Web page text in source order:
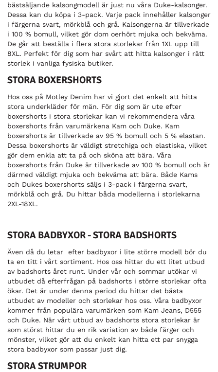
bästsäljande kalsongmodell är just nu våra Duke-kalsonger.
Dessa kan du köpa i 3-pack. Varje pack innehåller kalsonger
i färgerna svart, mörkblå och grå. Kalsongerna är tillverkade
i 100 % bomull, vilket gör dom oerhört mjuka och bekväma.
De går att beställa i flera stora storlekar från 1XL upp till
8XL. Perfekt för dig som har svårt att hitta kalsonger i rätt
storlek i vanliga fysiska butiker.
STORA BOXERSHORTS
Hos oss på Motley Denim har vi gjort det enkelt att hitta
stora underkläder för män. För dig som är ute efter
boxershorts i stora storlekar kan vi rekommendera våra
boxershorts från varumärkena Kam och Duke. Kam
boxershorts är tillverkade av 95 % bomull och 5 % elastan.
Dessa boxershorts är väldigt stretchiga och elastiska, vilket
gör dem enkla att ta på och sköna att bära. Våra
boxershorts från Duke är tillverkade av 100 % bomull och är
därmed väldigt mjuka och bekväma att bära. Både Kams
och Dukes boxershorts säljs i 3-pack i färgerna svart,
mörkblå och grå. Du hittar båda modellerna i storlekarna
2XL-18XL.
STORA BADBYXOR - STORA BADSHORTS
Även då du letar efter badbyxor i lite större modell bör du
ta en titt i vårt sortiment. Hos oss hittar du ett litet utbud
av badshorts året runt. Under vår och sommar utökar vi
utbudet då efterfrågan på badshorts i större storlekar ofta
ökar. Det är under denna period du hittar det bästa
utbudet av modeller och storlekar hos oss. Våra badbyxor
kommer från populära varumärken som Kam Jeans, D555
och Duke. När vårt utbud av badshorts stora storlekar är
som störst hittar du en rik variation av både färger och
mönster, vilket gör att du enkelt kan hitta ett par snygga
stora badbyxor som passar just dig.
STORA STRUMPOR